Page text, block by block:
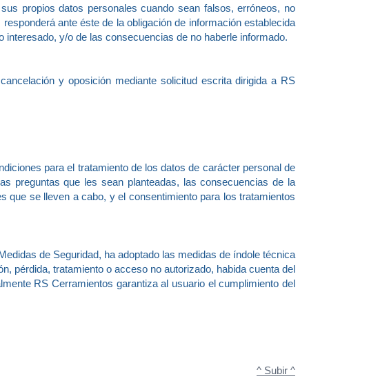
propios datos personales cuando sean falsos, erróneos, no
ante éste de la obligación de información establecida
y/o de las consecuencias de no haberle informado.
y oposición mediante solicitud escrita dirigida a RS
para el tratamiento de los datos de carácter personal de
preguntas que les sean planteadas, las consecuencias de la
que se lleven a cabo, y el consentimiento para los tratamientos
de Seguridad, ha adoptado las medidas de índole técnica
pérdida, tratamiento o acceso no autorizado, habida cuenta del
RS Cerramientos garantiza al usuario el cumplimiento del
^ Subir ^